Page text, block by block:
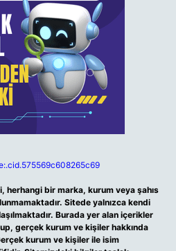
herhangi bir marka, kurum veya şahıs
Sitede yalnızca kendi
Burada yer alan içerikler
gerçek kurum ve kişiler hakkında
kurum ve kişiler ile isim